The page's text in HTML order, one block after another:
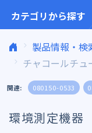
カテゴリから探す
製品情報・検
チャコールチュ
関連: 080150-0533
環境測定機器